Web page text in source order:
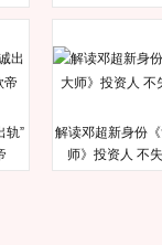
轨”
解读邓超新身份
师》投资人 不